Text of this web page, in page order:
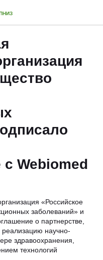
с Webiomed
«Российское
заболеваний» и
о партнерстве,
научно-
здравоохранения,
технологий